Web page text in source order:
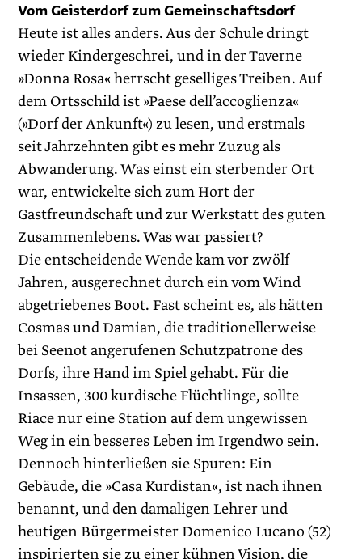
Vom Geisterdorf zum Gemeinschaftsdorf
Heute ist alles anders. Aus der Schule dringt
wieder Kindergeschrei, und in der Taverne
»Donna Rosa« herrscht geselliges Treiben. Auf
dem Ortsschild ist »Paese dell’accoglienza«
(»Dorf der Ankunft«) zu lesen, und erstmals
seit Jahrzehnten gibt es mehr Zuzug als
Abwanderung. Was einst ein sterbender Ort
war, entwickelte sich zum Hort der
Gastfreundschaft und zur Werkstatt des guten
Zusammenlebens. Was war passiert?
Die entscheidende Wende kam vor zwölf
Jahren, ausgerechnet durch ein vom Wind
abgetriebenes Boot. Fast scheint es, als hätten
Cosmas und Damian, die traditionellerweise
bei Seenot angerufenen Schutzpatrone des
Dorfs, ihre Hand im Spiel gehabt. Für die
Insassen, 300 kurdische Flüchtlinge, sollte
Riace nur eine Station auf dem ungewissen
Weg in ein besseres Leben im Irgendwo sein.
Dennoch hinterließen sie Spuren: Ein
Gebäude, die »Casa Kurdistan«, ist nach ihnen
benannt, und den damaligen Lehrer und
heutigen Bürgermeister Domenico Lucano (52)
inspirierten sie zu einer kühnen Vision, die